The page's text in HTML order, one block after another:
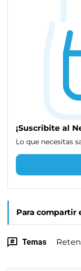
¡Suscribite al
Lo que necesitas
Para compartir
Temas